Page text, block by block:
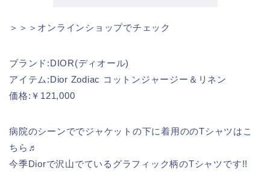
＞＞＞オンラインショップでチェック
ブランド:DIOR(ディオール)
アイテム:Dior Zodiac コットンジャージー＆リネン
価格:￥121,000
病院のシーンででジャケットの下に着用ののTシャツはこ
ちら♬
今季Diorで沢山でているグラフィック柄のTシャツです!!